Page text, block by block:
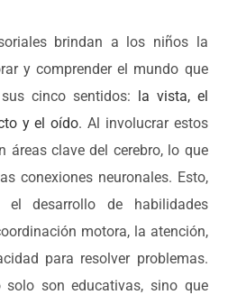
brindan a los niños la
y comprender el mundo que
cinco sentidos: la vista, el
y el oído. Al involucrar estos
áreas clave del cerebro, lo que
conexiones neuronales. Esto,
desarrollo de habilidades
motora, la atención,
para resolver problemas.
solo son educativas, sino que